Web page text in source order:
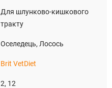
Для шлунково-кишкового
тракту
Оселедець, Лосось
Brit VetDiet
2, 12